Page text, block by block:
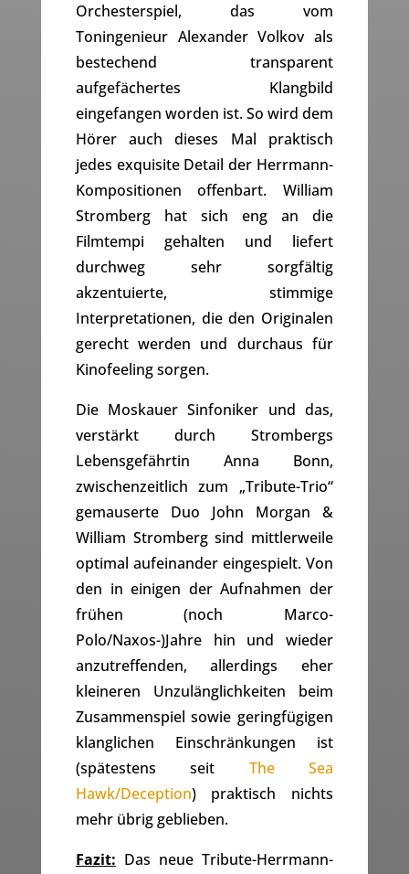
Orchesterspiel, das vom
Toningenieur Alexander Volkov als
bestechend transparent
aufgefächertes Klangbild
eingefangen worden ist. So wird dem
Hörer auch dieses Mal praktisch
jedes exquisite Detail der Herrmann-
Kompositionen offenbart. William
Stromberg hat sich eng an die
Filmtempi gehalten und liefert
durchweg sehr sorgfältig
akzentuierte, stimmige
Interpretationen, die den Originalen
gerecht werden und durchaus für
Kinofeeling sorgen.
Die Moskauer Sinfoniker und das,
verstärkt durch Strombergs
Lebensgefährtin Anna Bonn,
zwischenzeitlich zum „Tribute-Trio“
gemauserte Duo John Morgan &
William Stromberg sind mittlerweile
optimal aufeinander eingespielt. Von
den in einigen der Aufnahmen der
frühen (noch Marco-
Polo/Naxos-)Jahre hin und wieder
anzutreffenden, allerdings eher
kleineren Unzulänglichkeiten beim
Zusammenspiel sowie geringfügigen
klanglichen Einschränkungen ist
(spätestens seit The Sea
Hawk/Deception) praktisch nichts
mehr übrig geblieben.
Fazit: Das neue Tribute-Herrmann-